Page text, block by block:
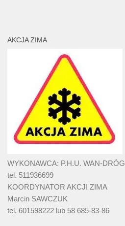
AKCJA ZIMA
WYKONAWCA: P.H.U. WAN-DRÓG
tel. 511936699
KOORDYNATOR AKCJI ZIMA
Marcin SAWCZUK
tel. 601598222 lub 58 685-83-86